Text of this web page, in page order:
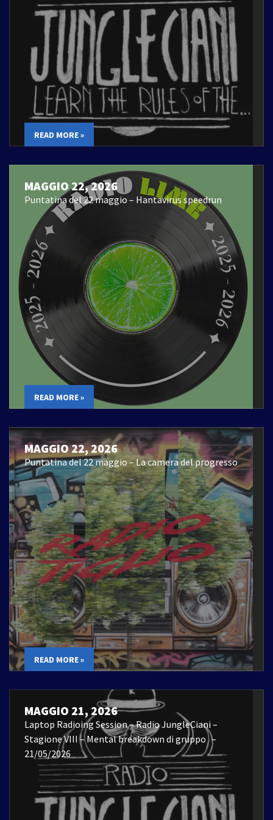
READ MORE »
MAGGIO 22, 2026
Puntatina del 22 maggio – Hantavirus speedrun
READ MORE »
MAGGIO 22, 2026
Puntatina del 22 maggio – La camera del progresso
READ MORE »
MAGGIO 21, 2026
Laptop Radioing Session – Radio JungleCiani –
Stagione VIII – Mental breakdown di gruppo –
21/05/2026